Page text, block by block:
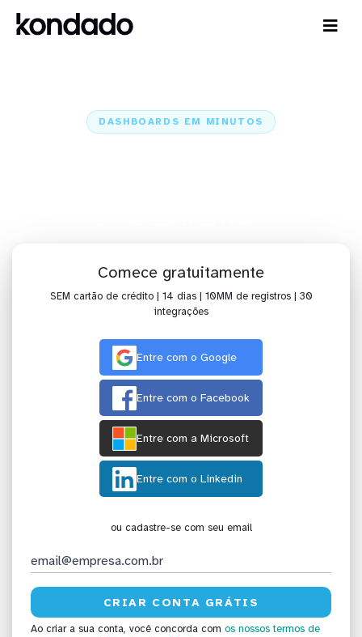
DASHBOARDS EM MINUTOS
Comece gratuitamente
SEM cartão de crédito | 14 dias | 10MM de registros | 30
integrações
Entre com o Google
Entre com o Facebook
Entre com a Microsoft
Entre com o Linkedin
ou cadastre-se com seu email
Ao criar a sua conta, você concorda com os nossos termos de